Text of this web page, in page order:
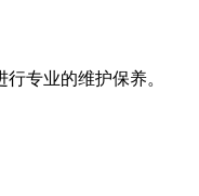
专业的维护保养。